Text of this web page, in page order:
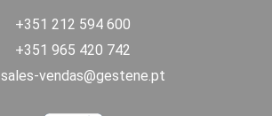
+351 212 594 600
+351 965 420 742
sales-vendas@gestene.pt